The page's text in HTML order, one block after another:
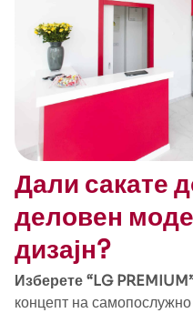
Дали сакате
деловен
дизајн?
Изберете “LG
концепт на